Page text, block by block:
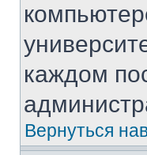
каждом
Вернуться